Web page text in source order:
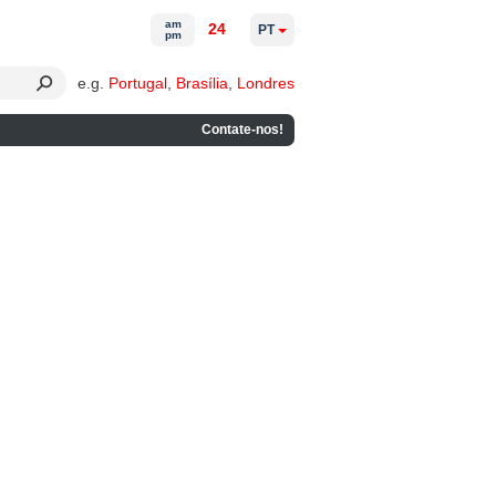
e.g. Portugal Brasília Londres
Contate-nos!
am
pm
24 PT